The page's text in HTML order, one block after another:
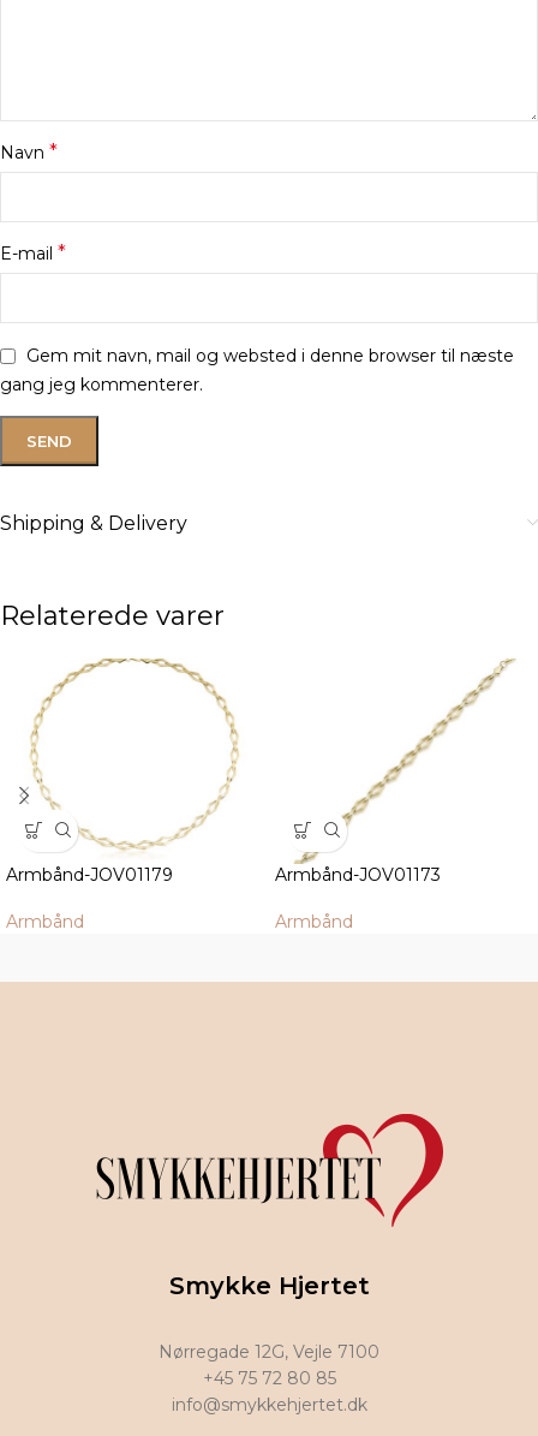
Navn *
E-mail *
Gem mit navn, mail og websted i denne browser til næste
gang jeg kommenterer.
Shipping & Delivery
Relaterede varer
Armbånd-JOV01179
Armbånd
Armbånd-JOV01173
Armbånd
Smykke Hjertet
Nørregade 12G, Vejle 7100
+45 75 72 80 85
info@smykkehjertet.dk